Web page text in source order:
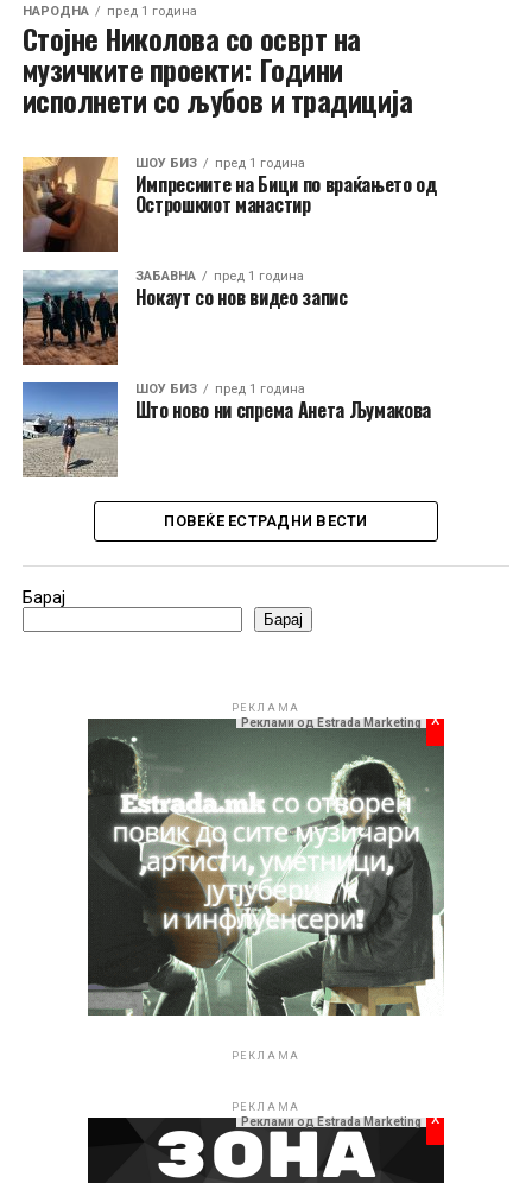
НАРОДНА пред 1 година
Стојне Николова со осврт на
музичките проекти: Години
исполнети со љубов и традиција
ШОУ БИЗ пред 1 година
Импресиите на Бици по враќањето од
Острошкиот манастир
ЗАБАВНА пред 1 година
Нокаут со нов видео запис
ШОУ БИЗ пред 1 година
Што ново ни спрема Анета Љумакова
ПОВЕЌЕ ЕСТРАДНИ ВЕСТИ
Барај
Барај
РЕКЛАМА
Реклами од Estrada Marketing x
РЕКЛАМА
РЕКЛАМА
Реклами од Estrada Marketing x